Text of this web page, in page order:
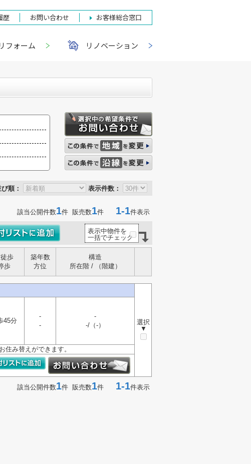
歴 お問い合わせ お客様総合窓口
リフォーム リノベーション
順： 表示件数：
該当公開件数1件 販売数1件 1-1件表示
表示中物件を
一括でチェック
歩
歩
築年数
方位
構造
所在階 / （階建）
選択
▼
45分
-
-
-
-/（-）
住み替えができます。
該当公開件数1件 販売数1件 1-1件表示